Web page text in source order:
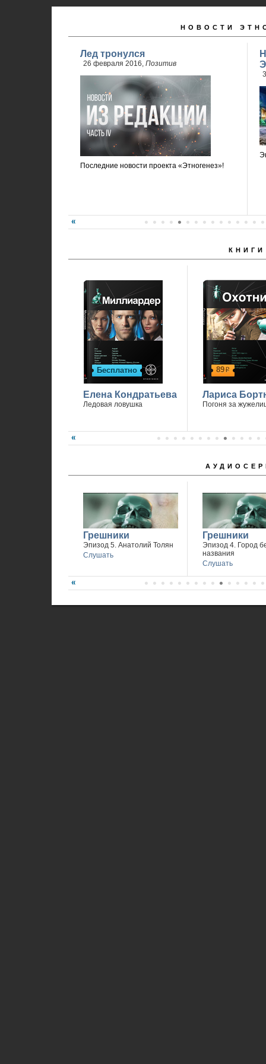
НОВОСТИ
Лед тронулся
26 февраля 2016, Позитив
Последние новости проекта «Этногенез»!
КНИГИ
Бесплатно
Елена Кондратьева
Ледовая ловушка
89р
Лариса
Погоня за
Грешники
Эпизод 5. Анатолий Толян
Слушать
Грешники
Эпизод 4. Город
названия
Слушать